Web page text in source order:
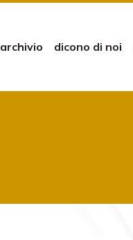
archivio dicono di noi